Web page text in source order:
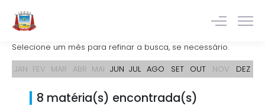
Selecione um mês para refinar a busca, se necessário.
JAN FEV MAR ABR MAI JUN JUL AGO SET OUT NOV DEZ
8 matéria(s) encontrada(s)